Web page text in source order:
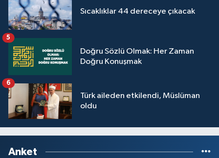
Sıcaklıklar 44 dereceye çıkacak
Doğru Sözlü Olmak: Her Zaman
Doğru Konuşmak
5
Türk aileden etkilendi, Müslüman
oldu
6
Anket